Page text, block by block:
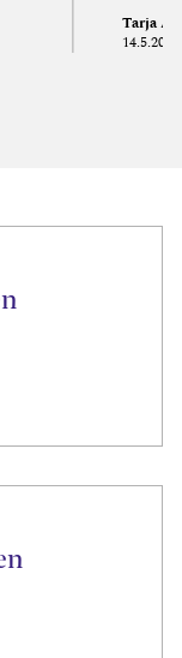
Tarja
14.5.2021